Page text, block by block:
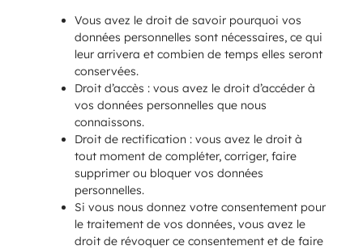
Vous avez le droit de savoir pourquoi vos
données personnelles sont nécessaires, ce qui
leur arrivera et combien de temps elles seront
conservées.
Droit d’accès : vous avez le droit d’accéder à
vos données personnelles que nous
connaissons.
Droit de rectification : vous avez le droit à
tout moment de compléter, corriger, faire
supprimer ou bloquer vos données
personnelles.
Si vous nous donnez votre consentement pour
le traitement de vos données, vous avez le
droit de révoquer ce consentement et de faire